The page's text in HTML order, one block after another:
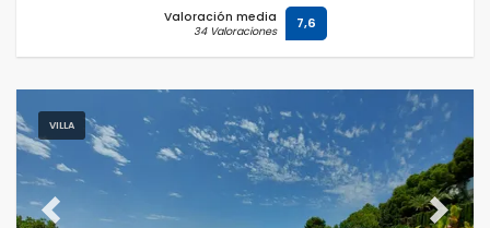
Valoración media
34 Valoraciones 7,6
VILLA
Previous Next